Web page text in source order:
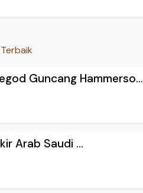
Guncang Hammerso...
Arab Saudi ...